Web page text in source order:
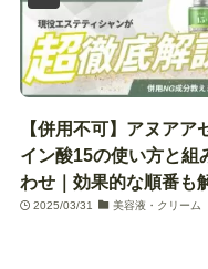
【併用不可】アヌアア
イン酸15の使い方と組
わせ｜効果的な順番も
2025/03/31 美容液・クリーム